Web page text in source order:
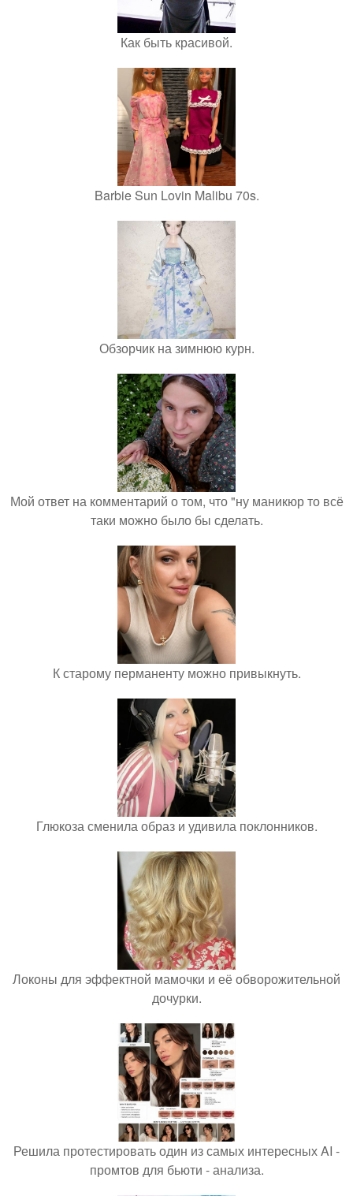
Как быть красивой.
Barbie Sun Lovin Malibu 70s.
Обзорчик на зимнюю курн.
Мой ответ на комментарий о том, что "ну маникюр то всё
таки можно было бы сделать.
К старому перманенту можно привыкнуть.
Глюкоза сменила образ и удивила поклонников.
Локоны для эффектной мамочки и её обворожительной
дочурки.
Решила протестировать один из самых интересных AI -
промтов для бьюти - анализа.